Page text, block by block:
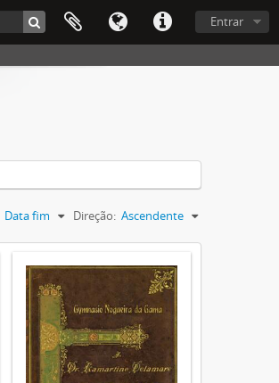
Entrar
Data fim Direção: Ascendente